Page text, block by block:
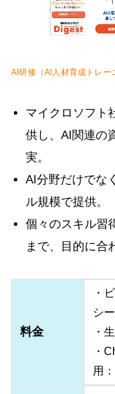
AI研修（AI人材育成トレー
マイクロソフト
供し、AI関連の
実。
AI分野だけでな
ル規模で提供。
個々のスキル習
まで、目的に合
料金
・
シ
・
・
用